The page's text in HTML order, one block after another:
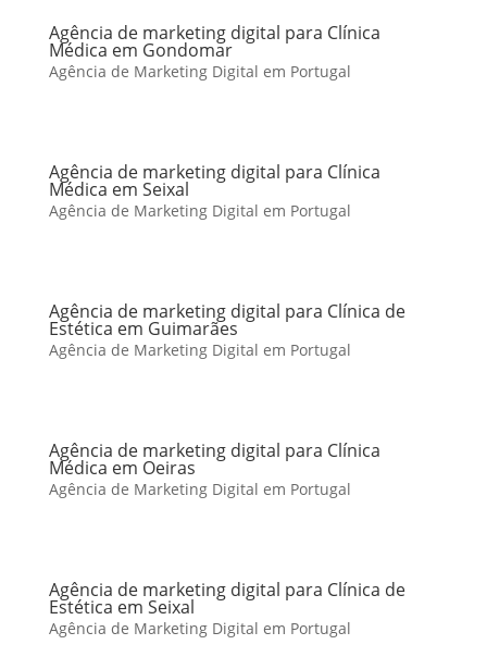
Agência de marketing digital para Clínica
Médica em Gondomar
Agência de Marketing Digital em Portugal
Agência de marketing digital para Clínica
Médica em Seixal
Agência de Marketing Digital em Portugal
Agência de marketing digital para Clínica de
Estética em Guimarães
Agência de Marketing Digital em Portugal
Agência de marketing digital para Clínica
Médica em Oeiras
Agência de Marketing Digital em Portugal
Agência de marketing digital para Clínica de
Estética em Seixal
Agência de Marketing Digital em Portugal